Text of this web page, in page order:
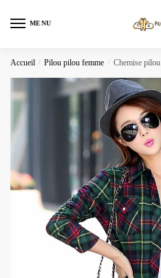
MENU
Accueil / Pilou pilou femme / Chemise pilou